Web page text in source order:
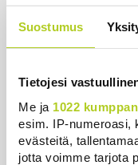
Suostumus
Tietojesi
Me ja 1022
esim. IP-numeroasi,
evästeitä,
jotta voimme tarjota
Kansaa johdettiin
Uutiset | 4.8.2026 14:39
Uutiset